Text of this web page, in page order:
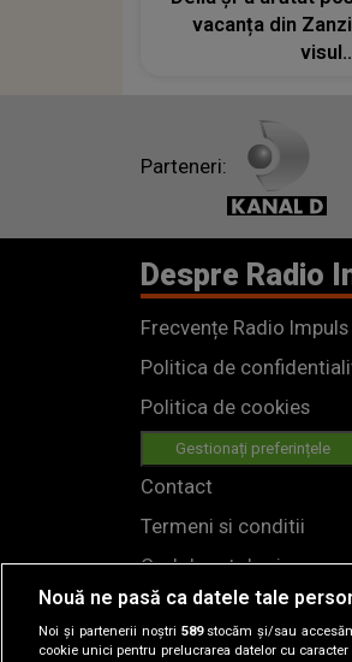
vacanța din
Parteneri:
Despre Radio
Frecvențe Radio Impuls
Politica de
Politica de cookies
Gestionați preferințele
Contact
Termeni si conditii
Cod deontologic
Regulamente
Nouă ne pasă ca datele tale
Noi și partenerii noștri 589stocăm și/sau
cookie unici pentru prelucrarea datelor cu